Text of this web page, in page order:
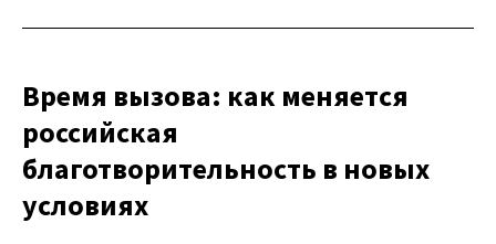
Время вызова: как меняется
российская
благотворительность в новых
условиях